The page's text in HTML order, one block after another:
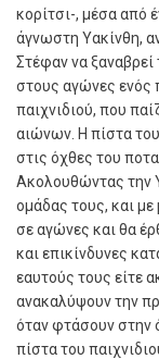
κορίτσι-, μέσα από
άγνωστη Υακίνθη,
Στέφαν να
στους αγώνες ενός
παιχνιδιού, που
αιώνων. Η πίστα
στις όχθες του
Ακολουθώντας την
ομάδας τους, και
σε αγώνες και θα
και επικίνδυνες
εαυτούς τους είτε
ανακαλύψουν την
όταν φτάσουν στην
πίστα του